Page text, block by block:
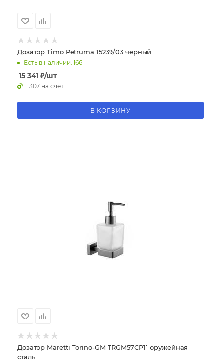
Дозатор Timo Petruma 15239/03 черный
Есть в наличии: 166
15 341 ₽/шт
+ 307 на счет
В КОРЗИНУ
Дозатор Maretti Torino-GM TRGM57CP11 оружейная
сталь